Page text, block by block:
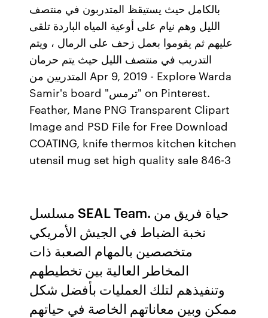
بالكامل حيث يستيقظ المتدربون في منتصف
الليل وهم نيام على أوعية المياه الباردة تلقى
عليهم ثم يقوموا بعمل زحف على الرمال ، ويتم
التدريب في منتصف الليل حيث يتم حرمان
المتدريين من Apr 9, 2019 - Explore Warda
Samir's board "ترمس" on Pinterest.
Feather, Mane PNG Transparent Clipart
Image and PSD File for Free Download
COATING, knife thermos kitchen kitchen
utensil mug set high quality sale 846-3
مسلسل SEAL Team. حياة فريق من
نخبة الضباط في الجيش الأمريكي
متخصصين بالمهام الصعبة ذات
المخاطر العالية بين تخطيطهم
وتنفيذهم لتلك العمليات بأفضل شكل
ممكن وبين معاناتهم الخاصة في حياتهم